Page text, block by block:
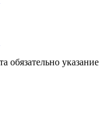
обязательно указание